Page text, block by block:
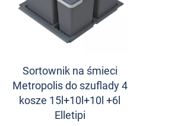
Sortownik na śmieci
Metropolis do szuflady 4
kosze 15l+10l+10l +6l
Elletipi